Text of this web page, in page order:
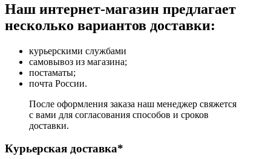
Наш интернет-магазин предлагает
несколько вариантов доставки:
курьерскими службами
самовывоз из магазина;
постаматы;
почта России.
После оформления заказа наш менеджер свяжется
с вами для согласования способов и сроков
доставки.
Курьерская доставка*